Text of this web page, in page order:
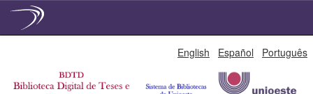
English Español Português